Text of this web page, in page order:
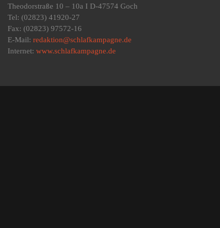
Theodorstraße 10 – 10a I D-47574 Goch
Tel: (02823) 41920-27
Fax: (02823) 97572-16
E-Mail: redaktion@schlafkampagne.de
Internet: www.schlafkampagne.de